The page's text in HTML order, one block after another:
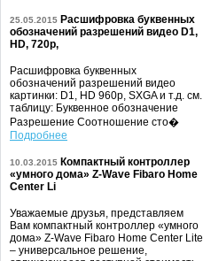
25.05.2015 Расшифровка буквенных
обозначений разрешений видео D1,
HD, 720p,
Расшифровка буквенных
обозначений разрешений видео
картинки: D1, HD 960p, SXGA и т.д. см.
таблицу: Буквенное обозначение
Разрешение Соотношение сто�
Подробнее
10.03.2015 Компактный контроллер
«умного дома» Z-Wave Fibaro Home
Center Li
Уважаемые друзья, представляем
Вам компактный контроллер «умного
дома» Z-Wave Fibaro Home Center Lite
– универсальное решение,